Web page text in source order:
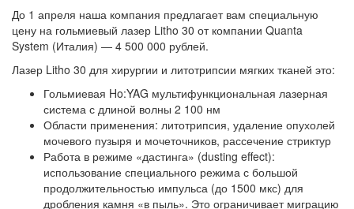
До 1 апреля наша компания предлагает вам специальную
цену на гольмиевый лазер Litho 30 от компании Quanta
System (Италия) — 4 500 000 рублей.
Лазер Litho 30 для хирургии и литотрипсии мягких тканей это:
Гольмиевая Ho:YAG мультифункциональная лазерная
система с длиной волны 2 100 нм
Области применения: литотрипсия, удаление опухолей
мочевого пузыря и мочеточников, рассечение стриктур
Работа в режиме «дастинга» (dusting effect):
использование специального режима с большой
продолжительностью импульса (до 1500 мкс) для
дробления камня «в пыль». Это ограничивает миграцию